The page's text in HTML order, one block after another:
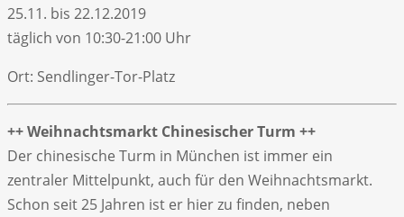
25.11. bis 22.12.2019
täglich von 10:30-21:00 Uhr
Ort: Sendlinger-Tor-Platz
++ Weihnachtsmarkt Chinesischer Turm ++
Der chinesische Turm in München ist immer ein
zentraler Mittelpunkt, auch für den Weihnachtsmarkt.
Schon seit 25 Jahren ist er hier zu finden, neben